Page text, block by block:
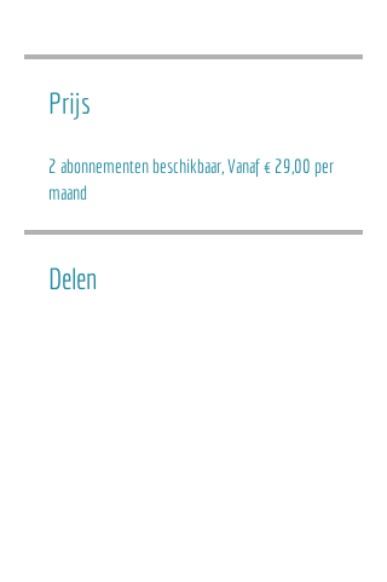
Prijs
2 abonnementen beschikbaar, Vanaf € 29,00 per
maand
Delen